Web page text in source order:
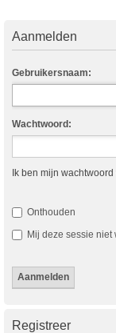
Aanmelden
Gebruikersnaam:
Wachtwoord:
Ik ben mijn wachtwoord
Onthouden
Mij deze sessie
Registreer